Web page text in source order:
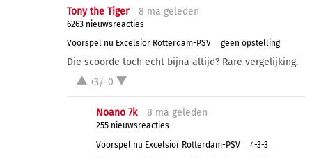
Tony the Tiger 8 ma geleden
6263 nieuwsreacties
Voorspel nu Excelsior Rotterdam-PSV
geen opstelling
Die scoorde toch echt bijna altijd? Rare vergelijking.
+3/-0
Noano 7k 8 ma geleden
255 nieuwsreacties
Voorspel nu Excelsior Rotterdam-PSV
4-3-3